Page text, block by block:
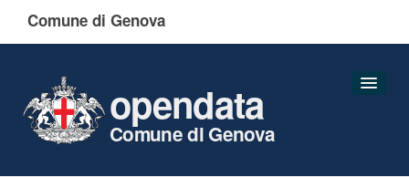
Comune di Genova
opendata
Comune di Genova